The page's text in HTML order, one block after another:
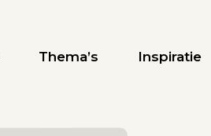
Thema’s Inspiratie